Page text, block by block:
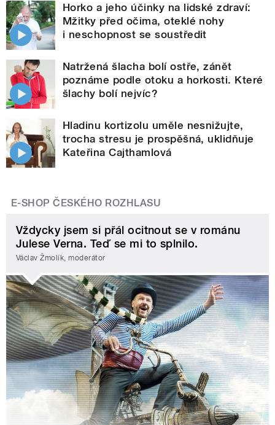
Horko a jeho účinky na lidské zdraví:
Mžitky před očima, oteklé nohy
i neschopnost se soustředit
Natržená šlacha bolí ostře, zánět
poznáme podle otoku a horkosti. Které
šlachy bolí nejvíc?
Hladinu kortizolu uměle nesnižujte,
trocha stresu je prospěšná, uklidňuje
Kateřina Cajthamlová
E-SHOP ČESKÉHO ROZHLASU
Vždycky jsem si přál ocitnout se v románu
Julese Verna. Teď se mi to splnilo.
Václav Žmolík, moderátor